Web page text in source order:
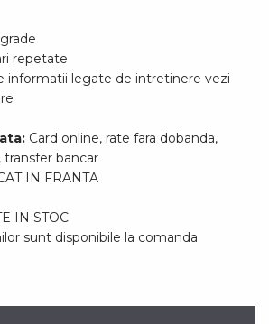
repetate
informatii legate de intretinere vezi
Card online, rate fara dobanda,
transfer bancar
IN FRANTA
IN STOC
sunt disponibile la comanda